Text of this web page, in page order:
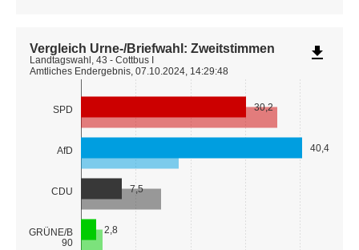
SPD
AfD
CDU
GRÜNE/B
90
30,2
40,4
7,5
2,8
Vergleich Urne-/Briefwahl: Zweitstimmen
Landtagswahl, 43 - Cottbus I
Amtliches Endergebnis, 07.10.2024, 14:29:48
file_download